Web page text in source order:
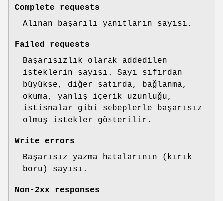
Complete requests
Alınan başarılı yanıtların sayısı.
Failed requests
Başarısızlık olarak addedilen
isteklerin sayısı. Sayı sıfırdan
büyükse, diğer satırda, bağlanma,
okuma, yanlış içerik uzunluğu,
istisnalar gibi sebeplerle başarısız
olmuş istekler gösterilir.
Write errors
Başarısız yazma hatalarının (kırık
boru) sayısı.
Non-2xx responses